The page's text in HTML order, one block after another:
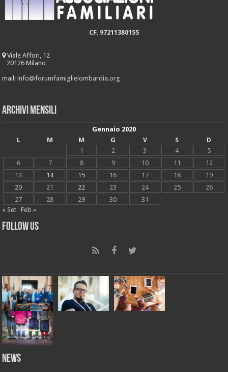
CF. 97211380155
Viale Affori, 12
20126 Milano
mail:info@forumfamiglielombardia.org
Archivi mensili
Gennaio 2020
L
M M G V S
D
1
2 3 4
5
6
7 8 9 10 11
12
13
14 15 16 17 18
19
20
21 22 23 24 25
26
27
28 29 30
31
« Set
Feb »
Follow Us
News